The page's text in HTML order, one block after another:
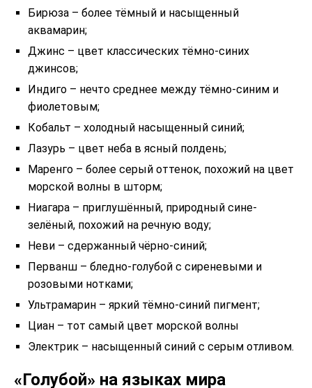
Бирюза – более тёмный и насыщенный
аквамарин;
Джинс – цвет классических тёмно-синих
джинсов;
Индиго – нечто среднее между тёмно-синим и
фиолетовым;
Кобальт – холодный насыщенный синий;
Лазурь – цвет неба в ясный полдень;
Маренго – более серый оттенок, похожий на цвет
морской волны в шторм;
Ниагара – приглушённый, природный сине-
зелёный, похожий на речную воду;
Неви – сдержанный чёрно-синий;
Перванш – бледно-голубой с сиреневыми и
розовыми нотками;
Ультрамарин – яркий тёмно-синий пигмент;
Циан – тот самый цвет морской волны
Электрик – насыщенный синий с серым отливом.
«Голубой» на языках мира